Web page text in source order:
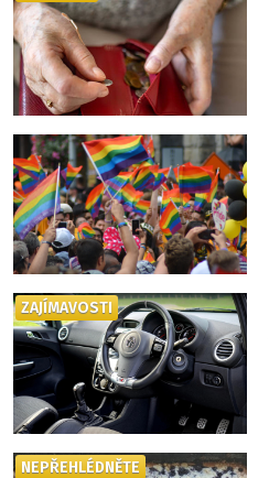
ZAJÍMAVOSTI
NEPŘEHLÉDNĚTE